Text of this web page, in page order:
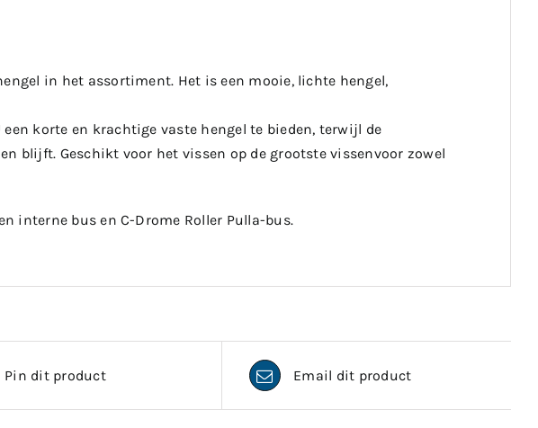
in het assortiment. Het is een mooie, lichte hengel,
korte en krachtige vaste hengel te bieden, terwijl de
blijft. Geschikt voor het vissen op de grootste vissenvoor zowel
interne bus en C-Drome Roller Pulla-bus.
Pin dit product Email dit product